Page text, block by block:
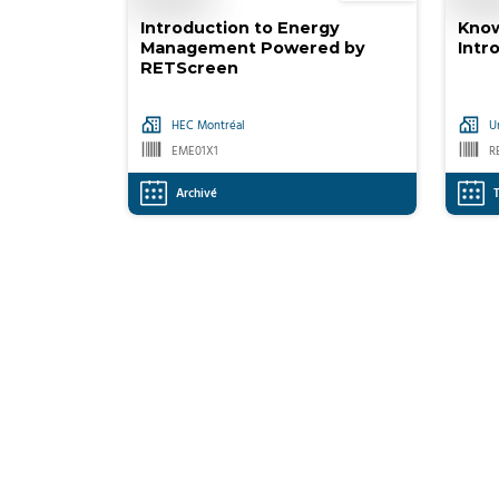
Introduction to Energy
Management Powered by
RETScreen
HEC Montréal
EME01X1
Archivé